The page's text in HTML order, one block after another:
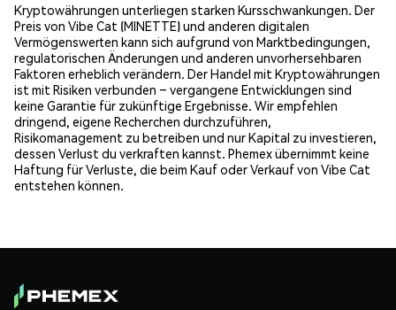
Kryptowährungen unterliegen starken Kursschwankungen. Der
Preis von Vibe Cat (MINETTE) und anderen digitalen
Vermögenswerten kann sich aufgrund von Marktbedingungen,
regulatorischen Änderungen und anderen unvorhersehbaren
Faktoren erheblich verändern. Der Handel mit Kryptowährungen
ist mit Risiken verbunden – vergangene Entwicklungen sind
keine Garantie für zukünftige Ergebnisse. Wir empfehlen
dringend, eigene Recherchen durchzuführen,
Risikomanagement zu betreiben und nur Kapital zu investieren,
dessen Verlust du verkraften kannst. Phemex übernimmt keine
Haftung für Verluste, die beim Kauf oder Verkauf von Vibe Cat
entstehen können.